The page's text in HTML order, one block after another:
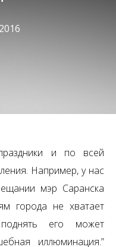
и по всей
Например, у нас
мэр Саранска
города не хватает
поднять его может
иллюминация.”